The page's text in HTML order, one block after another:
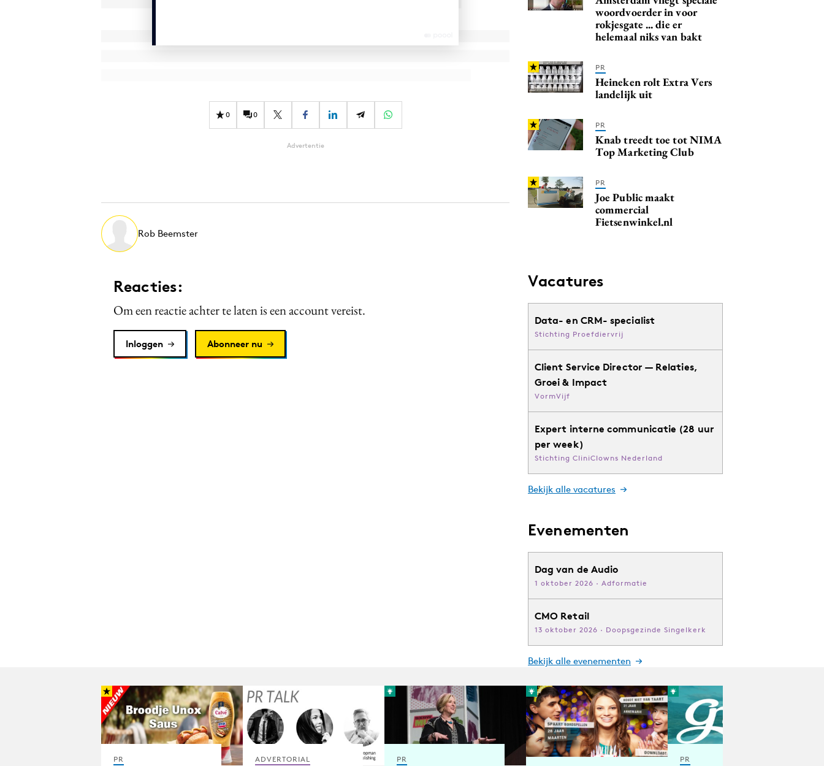
0 0
Advertentie
Rob Beemster
Reacties:
Om een reactie achter te laten is een account vereist.
Inloggen Abonneer nu
woordvoerder in voor
rokjesgate ... die er
helemaal niks van bakt
PR
Heineken rolt Extra Vers
landelijk uit
PR
Knab treedt toe tot NIMA
Top Marketing Club
PR
Joe Public maakt
commercial
Fietsenwinkel.nl
Vacatures
Data- en CRM- specialist
Stichting Proefdiervrij
Client Service Director — Relaties,
Groei & Impact
VormVijf
Expert interne communicatie (28 uur
per week)
Stichting CliniClowns Nederland
Bekijk alle vacatures
Evenementen
Dag van de Audio
1 oktober 2026 · Adformatie
CMO Retail
13 oktober 2026 · Doopsgezinde Singelkerk
Bekijk alle evenementen
PR ADVERTORIAL PR PR